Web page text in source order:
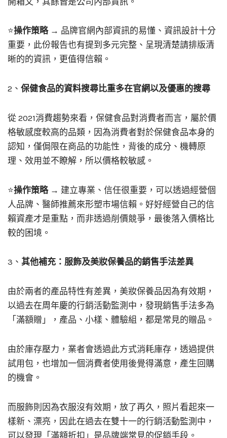
⭐操作策略 → 品牌官網內部資訊的易懂、資訊設計十分
重要，此份報告也有提到多元完整、呈現清楚請排版清
晰的的資訊，更值得信賴。
2、 保健食品的資料搜尋比重多在官網以及優惠的搜尋
從 2021消費趨勢來看，保健食品對消費者而言，屬於價
格敏感度較高的品類，因為消費者對於保健食品本身的
認知，僅侷限在商品的功能性，背後的成分、機轉原
理、效用並不瞭解，所以價格較敏感。
⭐操作策略 → 建立專業、信任很重要，可以透過經營個
人品牌、醫師推薦來形塑市場信賴。好好經營自己的信
賴資產才是重點，而非透過削價競爭，最後落入價格比
較的困境。
3、 其他補充：服飾及美妝保養品的銷售手法差異
由於兩者的產品特性有差異，美妝保養品因為有效期，
以過去在周年慶的行銷活動監測中，發現銷售手法多為
「滿額贈」，產品、小樣、體驗組，都是常見的贈品。
由於庫存壓力，業者會透過此方式消耗庫存，透過提供
試用包，也增加一個消費者使用後覺得滿意，產生回購
的機會。
而服飾則因為衣服沒有效期，放了再久，照片看起來一
樣新、漂亮，因此在過去在雙十一的行銷活動監測中，
可以發現「滿額折扣」是品牌端常見的促銷手段。